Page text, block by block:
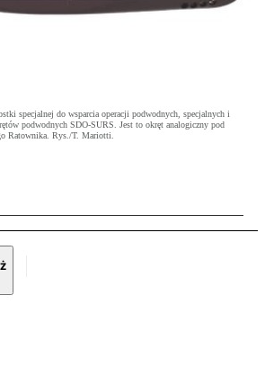
specjalnej do wsparcia operacji podwodnych, specjalnych i
podwodnych SDO-SURS. Jest to okręt analogiczny pod
Ratownika. Rys./T. Mariotti.